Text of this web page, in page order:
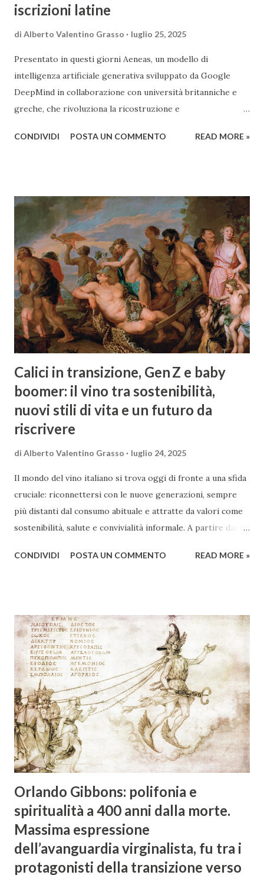
iscrizioni latine
di Alberto Valentino Grasso luglio 25, 2025
Presentato in questi giorni Aeneas, un modello di
intelligenza artificiale generativa sviluppato da Google
DeepMind in collaborazione con università britanniche e
greche, che rivoluziona la ricostruzione e
corpora epigrafici, il sistema combina analisi visiva
propone datazioni con un margine di errore medio di 13
anni; identifica parallelismi contestuali in pochi secondi. La
decifrazione delle iscrizioni latine frammentarie è
tradizionalmente affidata a competenze specialistiche e
confronti manuali. L'epigrafia latina, disciplina fondamentale
per decifrare la vita pulsante dell'antica Roma, si trova ad
affrontare una sfida monumentale: migliaia di frammenti,
spesso illeggibili o decontestualizzati, riemergono
annualmente dagli scavi. Tradizionalmente, la ricostruzion...
CONDIVIDI POSTA UN COMMENTO READ MORE »
Calici in transizione, Gen Z e baby
boomer: il vino tra sostenibilità,
nuovi stili di vita e un futuro da
riscrivere
di Alberto Valentino Grasso luglio 24, 2025
Il mondo del vino italiano si trova oggi di fronte a una sfida
cruciale: riconnettersi con le nuove generazioni, sempre
più distanti dal consumo abituale e attratte da valori come
sostenibilità, salute e convivialità informale. A partire dai
esplorare le profonde differenze tra i comportamenti di
dall’inverno demografico e da una crescente attenzione al
benessere individuale, il vino è chiamato a ripensare
linguaggi, formati e modalità di relazione con il pubblico
per riscrivere il proprio futuro. Nel mondo del vino si
discute da anni di un fenomeno tanto evidente quanto
difficile da inquadrare con lucidità: la progressiva
disaffezione delle nuove generazioni nei confronti del
nettare di bacco. Non si tratta solo di una preferenza per
cocktail o bevande analcoliche, m...
CONDIVIDI POSTA UN COMMENTO READ MORE »
Orlando Gibbons: polifonia e
spiritualità a 400 anni dalla morte.
Massima espressione
dell’avanguardia virginalista, fu tra i
protagonisti della transizione verso